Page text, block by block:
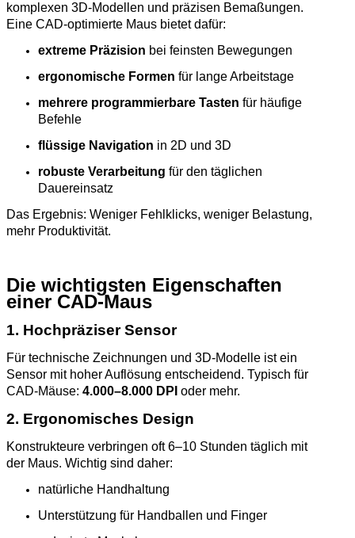
komplexen 3D‑Modellen und präzisen Bemaßungen.
Eine CAD‑optimierte Maus bietet dafür:
extreme Präzision bei feinsten Bewegungen
ergonomische Formen für lange Arbeitstage
mehrere programmierbare Tasten für häufige
Befehle
flüssige Navigation in 2D und 3D
robuste Verarbeitung für den täglichen
Dauereinsatz
Das Ergebnis: Weniger Fehlklicks, weniger Belastung,
mehr Produktivität.
Die wichtigsten Eigenschaften
einer CAD‑Maus
1. Hochpräziser Sensor
Für technische Zeichnungen und 3D‑Modelle ist ein
Sensor mit hoher Auflösung entscheidend. Typisch für
CAD‑Mäuse: 4.000–8.000 DPI oder mehr.
2. Ergonomisches Design
Konstrukteure verbringen oft 6–10 Stunden täglich mit
der Maus. Wichtig sind daher:
natürliche Handhaltung
Unterstützung für Handballen und Finger